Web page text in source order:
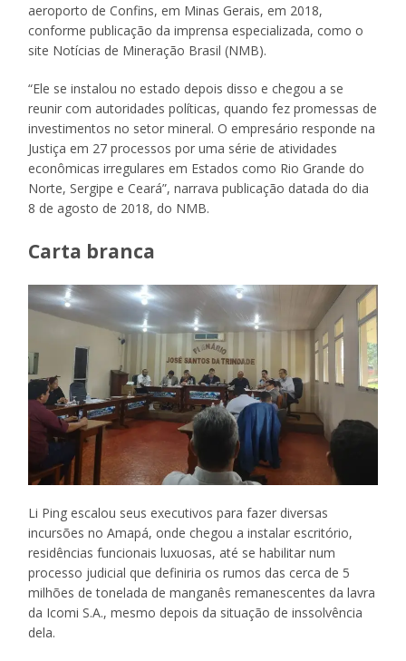
aeroporto de Confins, em Minas Gerais, em 2018,
conforme publicação da imprensa especializada, como o
site Notícias de Mineração Brasil (NMB).
“Ele se instalou no estado depois disso e chegou a se
reunir com autoridades políticas, quando fez promessas de
investimentos no setor mineral. O empresário responde na
Justiça em 27 processos por uma série de atividades
econômicas irregulares em Estados como Rio Grande do
Norte, Sergipe e Ceará”, narrava publicação datada do dia
8 de agosto de 2018, do NMB.
Carta branca
Li Ping escalou seus executivos para fazer diversas
incursões no Amapá, onde chegou a instalar escritório,
residências funcionais luxuosas, até se habilitar num
processo judicial que definiria os rumos das cerca de 5
milhões de tonelada de manganês remanescentes da lavra
da Icomi S.A., mesmo depois da situação de inssolvência
dela.